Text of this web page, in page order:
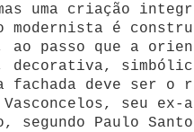
uma criação
modernista é
ao passo que a
fachada deve ser o
seu
segundo Paulo